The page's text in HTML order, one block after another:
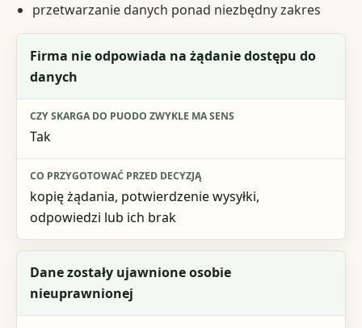
przetwarzanie danych ponad niezbędny zakres
Sytuacja
Co przygotować przed decyzją
Firma nie odpowiada na żądanie dostępu do
danych
Tak
kopię żądania, potwierdzenie wysyłki,
odpowiedzi lub ich brak
Dane zostały ujawnione osobie
nieuprawnionej